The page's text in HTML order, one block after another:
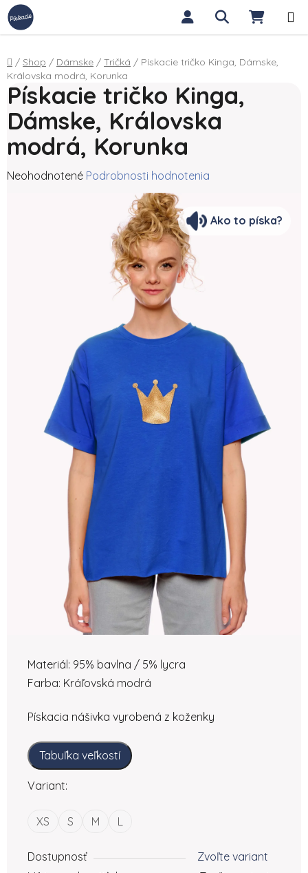
Prejsť na obsah Hľadať
Domov
/ Shop / Dámske / Tričká / Pískacie tričko Kinga, Dámske,
Královska modrá, Korunka
Materiál: 95% bavlna / 5% lycra
Farba: Kráľovská modrá
Pískacia nášivka vyrobená z koženky
Tabuľka veľkostí
Variant:
XS S M L
Dostupnosť
Zvoľte variant
Pískacie tričko Kinga,
Dámske, Královska
modrá, Korunka
Priemerné hodnotenie produktu je 0,0 z 5 hviezdičiek.
Neohodnotené Podrobnosti hodnotenia
Ako to píska?